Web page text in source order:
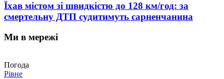
Їхав містом зі швидкістю до 128 км/год: за
смертельну ДТП судитимуть сарненчанина
Ми в мережі
Погода
Рівне